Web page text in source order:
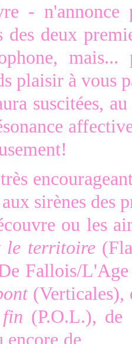
-
des deux
plaisir à vous
suscitées,
aux sirènes
ou les
le territoire
Fallois/
(Verticales),
(P.O.L.), de
de